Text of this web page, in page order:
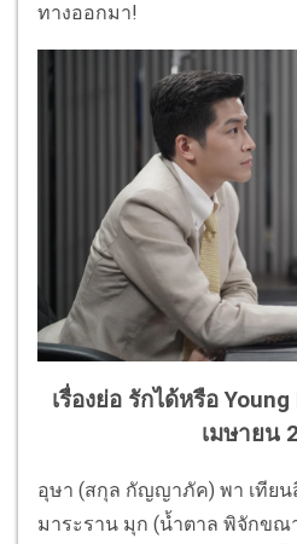
ทางออกมา!
เรื่องย่อ รักได้หรือ
เมษายน
อุษา (สกุล กัญญาภัค) พา เทียน
มาระราน มุก (น้ำตาล พิจักขณ